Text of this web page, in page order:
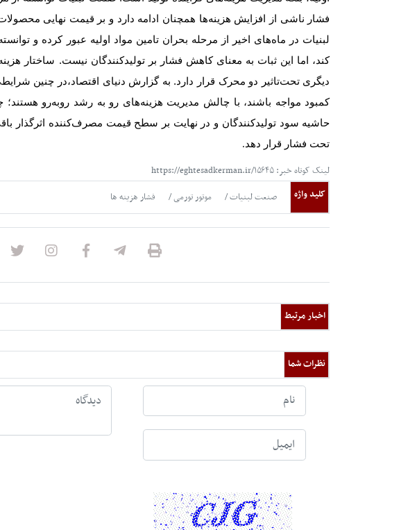
فشار ناشی از افزایش هزینه‌ها همچنان ادامه دارد و بر قیمت نهایی
لبنیات در ماه‌های اخیر از مرحله بحران تامین مواد اولیه عبور کرده و
کند، اما این ثبات به معنای کاهش فشار بر تولیدکنندگان نیست. ساختار
دیگری تحت‌تاثیر دو محرک قرار دارد. به گزارش دنیای اقتصاد،در چنین
کمبود مواجه باشند، با چالش مدیریت هزینه‌های رو به رشد روبه‌رو
حاشیه سود تولیدکنندگان و در نهایت بر سطح قیمت مصرف‌کننده اثرگذار باقی
تحت فشار قرار دهد.
لینک کوتاه خبر: https://eghtesadkerman.ir/۱۵۶۴۵
کلید واژه
صنعت لبنیات موتور تورمی فشار هزینه ها
اخبار مرتبط
نظرات شما